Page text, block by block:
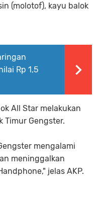
(molotof), kayu balok
Rp 1,5
All Star melakukan
Timur Gengster.
mengalami
meninggalkan
jelas AKP.